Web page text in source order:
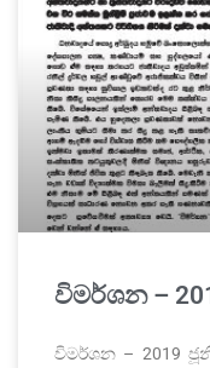
විමර්ශන –
විමර්ශන – 2019